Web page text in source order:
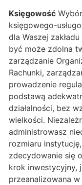
Księgowość
księgowego-
dla Waszej
być może zdolna
zarządzanie
Rachunki,
prowadzenie
podstawą
działalności, bez
wielkości.
administrowasz
rozmiaru
zdecydowanie się
krok inwestycyjny,
przeanalizowana